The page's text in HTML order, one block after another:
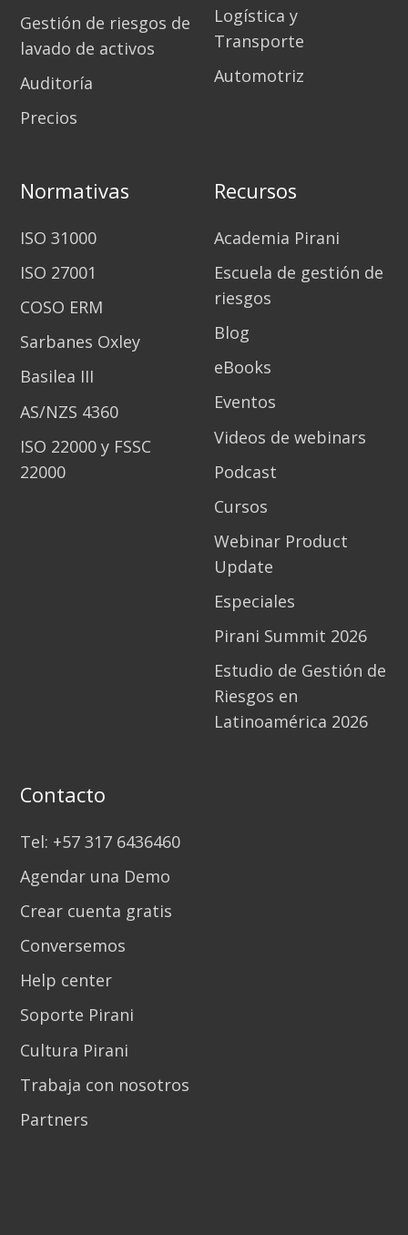
Gestión de riesgos de
lavado de activos
Auditoría
Precios
Logística y
Transporte
Automotriz
Normativas
ISO 31000
ISO 27001
COSO ERM
Sarbanes Oxley
Basilea III
AS/NZS 4360
ISO 22000 y FSSC
22000
Recursos
Academia Pirani
Escuela de gestión de
riesgos
Blog
eBooks
Eventos
Videos de webinars
Podcast
Cursos
Webinar Product
Update
Especiales
Pirani Summit 2026
Estudio de Gestión de
Riesgos en
Latinoamérica 2026
Contacto
Tel: +57 317 6436460
Agendar una Demo
Crear cuenta gratis
Conversemos
Help center
Soporte Pirani
Cultura Pirani
Trabaja con nosotros
Partners